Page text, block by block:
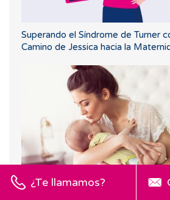
Superando el Síndrome de Turner
Camino de Jessica hacia la
¿Te llamamos?